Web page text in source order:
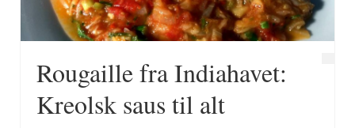
Kjørvel
Løpstikke
Rougaille fra Indiahavet:
Kreolsk saus til alt